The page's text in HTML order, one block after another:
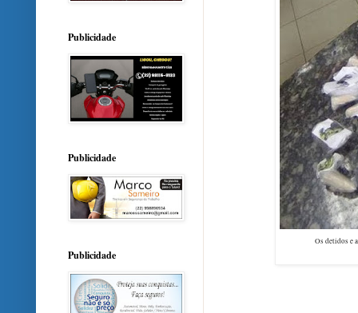
Os detidos e
Publicidade
Publicidade
Publicidade